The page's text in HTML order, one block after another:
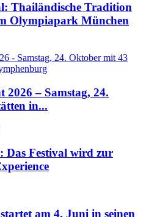
Thailändische Tradition
Olympiapark München
2026 – Samstag, 24.
in...
Das Festival wird zur
am 4. Juni in seinen